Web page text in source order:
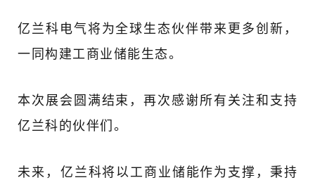
亿兰科电气将为全球生态伙伴带来更多创新，
一同构建工商业储能生态。
本次展会圆满结束，再次感谢所有关注和支持
亿兰科的伙伴们。
未来， 亿兰科将以工商业储能作为支撑，秉持